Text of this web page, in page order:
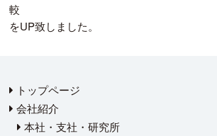
較
をUP致しました。
トップページ
会社紹介
本社・支社・研究所